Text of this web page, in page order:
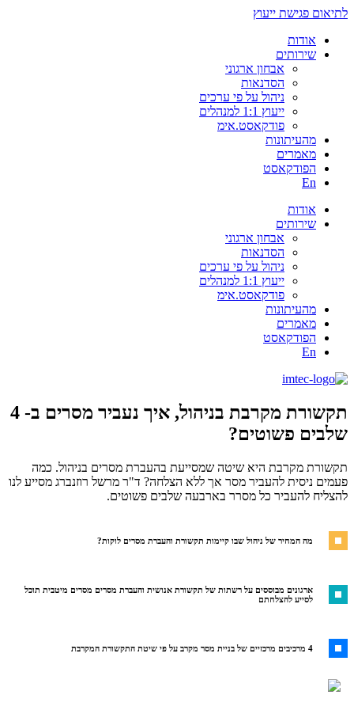
לתיאום פגישת ייעוץ
אודות
שירותים
אבחון ארגוני
הסדנאות
ניהול על פי ערכים
ייעוץ 1:1 למנהלים
פודקאסט.אימ
מהעיתונות
מאמרים
הפודקאסט
En
אודות
שירותים
אבחון ארגוני
הסדנאות
ניהול על פי ערכים
ייעוץ 1:1 למנהלים
פודקאסט.אימ
מהעיתונות
מאמרים
הפודקאסט
En
תקשורת מקרבת בניהול, איך נעביר מסרים ב- 4
שלבים פשוטים?
תקשורת מקרבת היא שיטה שמסייעת בהעברת מסרים בניהול. כמה
פעמים ניסית להעביר מסר אך ללא הצלחה? ד"ר מרשל רוזנברג מסייע לנו
להצליח להעביר כל מסרר בארבעה שלבים פשוטים.
מה המחיר של ניהול שבו קיימות תקשורת והעברת מסרים לוקות?
ארגונים מבוססים על רשתות של תקשורת אנושית והעברת מסרים מסרים מיטבית תוכל
לסייע להצלחתם
4 מרכיבים מרכזיים של בניית מסר מקרב על פי שיטת התקשורת המקרבת